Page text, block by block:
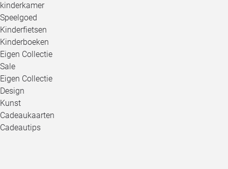
kinderkamer
Speelgoed
Kinderfietsen
Kinderboeken
Eigen Collectie
Sale
Eigen Collectie
Design
Kunst
Cadeaukaarten
Cadeautips